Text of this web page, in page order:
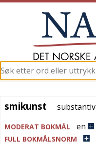
smikunst
smikunst substantiv
MODERAT BOKMÅL en
FULL BOKMÅLSNORM